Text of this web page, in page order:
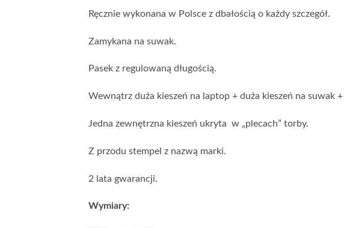
Ręcznie wykonana w Polsce z dbałością o każdy szczegół.
Zamykana na suwak.
Pasek z regulowaną długością.
Wewnątrz duża kieszeń na laptop + duża kieszeń na suwak
Jedna zewnętrzna kieszeń ukryta w „plecach” torby.
Z przodu stempel z nazwą marki.
2 lata gwarancji.
Wymiary: